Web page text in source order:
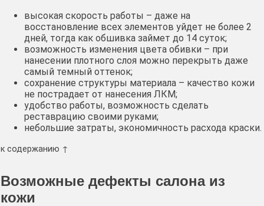
высокая скорость работы – даже на
восстановление всех элементов уйдет не более 2
дней, тогда как обшивка займет до 14 суток;
возможность изменения цвета обивки – при
нанесении плотного слоя можно перекрыть даже
самый темный оттенок;
сохранение структуры материала – качество кожи
не пострадает от нанесения ЛКМ;
удобство работы, возможность сделать
реставрацию своими руками;
небольшие затраты, экономичность расхода краски.
к содержанию ↑
Возможные дефекты салона из
кожи